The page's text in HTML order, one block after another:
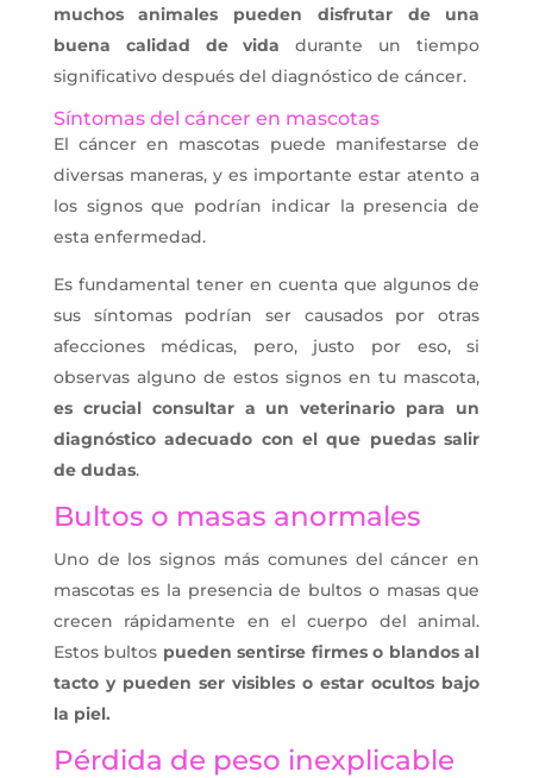
muchos animales pueden disfrutar de una
buena calidad de vida durante un tiempo
significativo después del diagnóstico de cáncer.
Síntomas del cáncer en mascotas
El cáncer en mascotas puede manifestarse de
diversas maneras, y es importante estar atento a
los signos que podrían indicar la presencia de
esta enfermedad.
Es fundamental tener en cuenta que algunos de
sus síntomas podrían ser causados por otras
afecciones médicas, pero, justo por eso, si
observas alguno de estos signos en tu mascota,
es crucial consultar a un veterinario para un
diagnóstico adecuado con el que puedas salir
de dudas.
Bultos o masas anormales
Uno de los signos más comunes del cáncer en
mascotas es la presencia de bultos o masas que
crecen rápidamente en el cuerpo del animal.
Estos bultos pueden sentirse firmes o blandos al
tacto y pueden ser visibles o estar ocultos bajo
la piel.
Pérdida de peso inexplicable